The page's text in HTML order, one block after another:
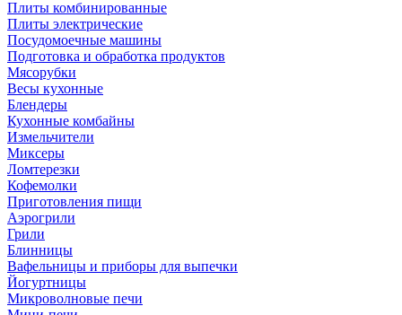
Плиты комбинированные
Плиты электрические
Посудомоечные машины
Подготовка и обработка продуктов
Мясорубки
Весы кухонные
Блендеры
Кухонные комбайны
Измельчители
Миксеры
Ломтерезки
Кофемолки
Приготовления пищи
Аэрогрили
Грили
Блинницы
Вафельницы и приборы для выпечки
Йогуртницы
Микроволновые печи